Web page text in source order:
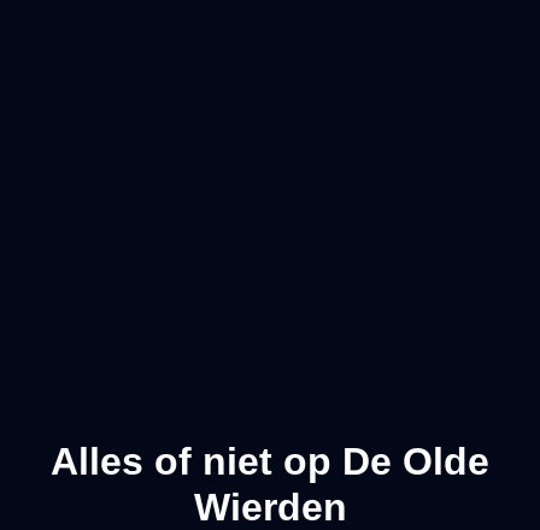
Alles of niet op De Olde
Wierden